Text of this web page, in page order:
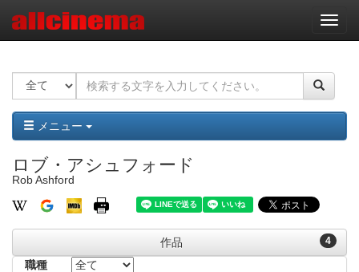
ナ
ビ
ー
ョ
ン
メニュー
ロブ・アシュフォード
Rob Ashford
4
作品
職種